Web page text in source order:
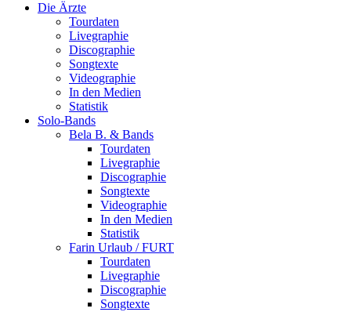
Die Ärzte
Tourdaten
Livegraphie
Discographie
Songtexte
Videographie
In den Medien
Statistik
Solo-Bands
Bela B. & Bands
Tourdaten
Livegraphie
Discographie
Songtexte
Videographie
In den Medien
Statistik
Farin Urlaub / FURT
Tourdaten
Livegraphie
Discographie
Songtexte